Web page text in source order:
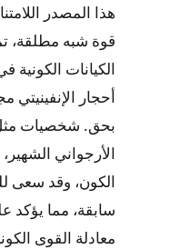
هذا المصدر
قوة شبه مطلقة،
الكيانات الكونية
أحجار الإنفينيتي
الأرجواني
الكون، وقد سعى
سابقة، مما يؤكد
معادلة القوى